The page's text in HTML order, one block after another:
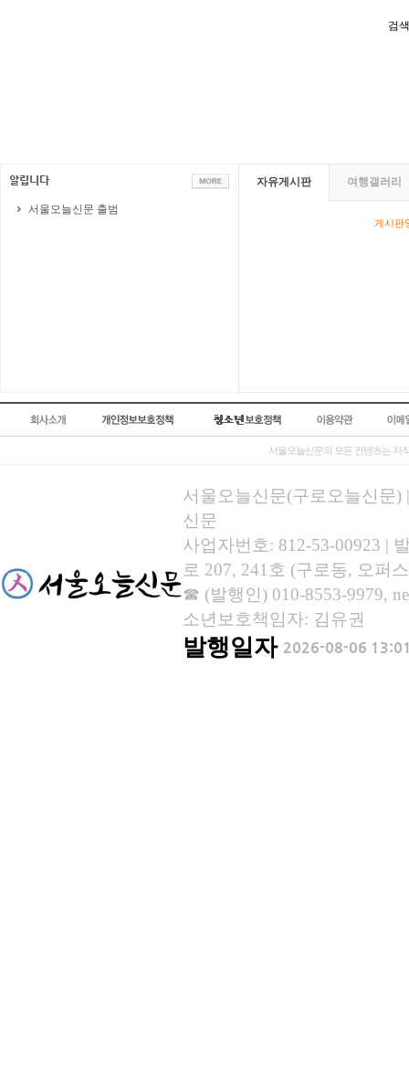
검
서울오늘신문 출범
자유게시판 여행갤러리
게시판
서울오늘신문의 모든 컨텐츠는 저
서울오늘신문(구로오늘신문)
신문
사업자번호: 812-53-00923 |
로 207, 241호 (구로동, 오퍼
☎ (발행인) 010-8553-9979,
소년보호책임자: 김유권
발행일자